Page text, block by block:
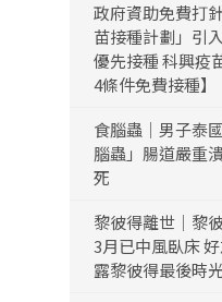
政府資助免費打
苗接種計劃」引
優先接種 科興疫
4條件免費接種】
食腦蟲｜男子泰
腦蟲」腸道嚴重
死
黎彼得離世｜黎
3月已中風臥床
露黎彼得最後時